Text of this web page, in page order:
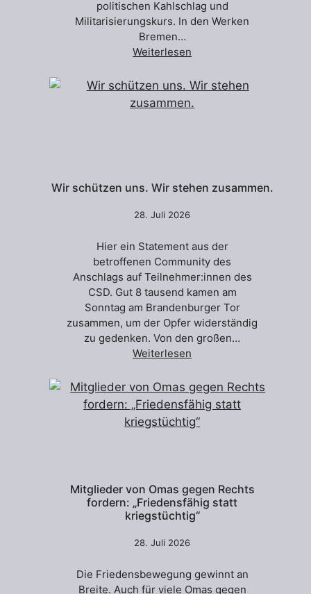
politischen Kahlschlag und
Militarisierungskurs. In den Werken
Bremen…
Weiterlesen
Wir schützen uns. Wir stehen zusammen.
28. Juli 2026
Hier ein Statement aus der
betroffenen Community des
Anschlags auf Teilnehmer:innen des
CSD. Gut 8 tausend kamen am
Sonntag am Brandenburger Tor
zusammen, um der Opfer widerständig
zu gedenken. Von den großen…
Weiterlesen
Mitglieder von Omas gegen Rechts
fordern: „Friedensfähig statt
kriegstüchtig“
28. Juli 2026
Die Friedensbewegung gewinnt an
Breite. Auch für viele Omas gegen